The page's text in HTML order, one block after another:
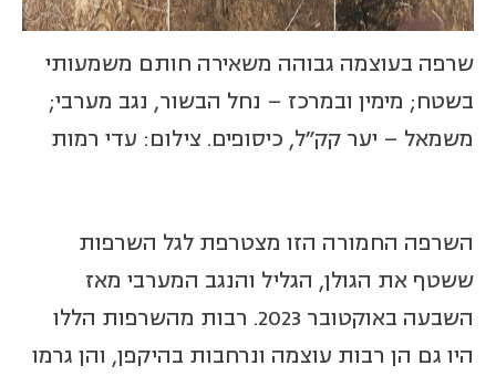
שרפה בעוצמה גבוהה משאירה חותם משמעותי
בשטח; מימין ובמרכז – נחל הבשור, נגב מערבי;
משמאל – יער קק"ל, כיסופים. צילום: עדי רמות
השרפה החמורה הזו מצטרפת לגל השרפות
ששטף את הגולן, הגליל והנגב המערבי מאז
השבעה באוקטובר 2023. רבות מהשרפות הללו
היו גם הן רבות עוצמה ונרחבות בהיקפן, והן גרמו